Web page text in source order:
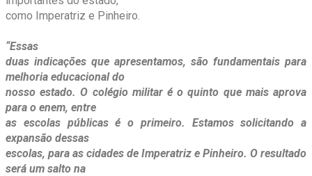
como Imperatriz e Pinheiro.
“Essas
duas indicações que apresentamos, são fundamentais para
melhoria educacional do
nosso estado. O colégio militar é o quinto que mais aprova
para o enem, entre
as escolas públicas é o primeiro. Estamos solicitando a
expansão dessas
escolas, para as cidades de Imperatriz e Pinheiro. O resultado
será um salto na